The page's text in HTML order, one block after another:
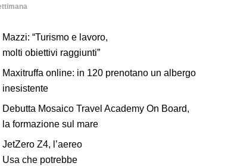
Mazzi: “Turismo e lavoro,
molti obiettivi raggiunti”
Maxitruffa online: in 120 prenotano un albergo
inesistente
Debutta Mosaico Travel Academy On Board,
la formazione sul mare
JetZero Z4, l’aereo
Usa che potrebbe